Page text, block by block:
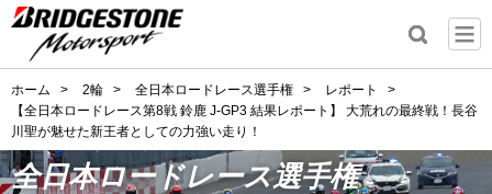
ホーム > 2輪 > 全日本ロードレース選手権 > レポート
>
【全日本ロードレース第8戦 鈴鹿 J-GP3 結果レポート】 大荒れの最終戦！長谷
川聖が魅せた新王者としての力強い走り！
全日本ロードレース選手権